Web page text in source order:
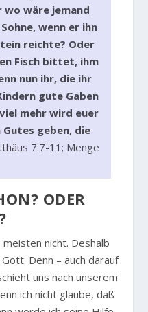
wäre jemand
wenn er ihn
reichte? Oder
Fisch bittet, ihm
nun ihr, die ihr
gute Gaben
mehr wird euer
geben, die
7:7-11; Menge
ODER
meisten nicht. Deshalb
Denn – auch darauf
uns nach unserem
ich nicht glaube, daß